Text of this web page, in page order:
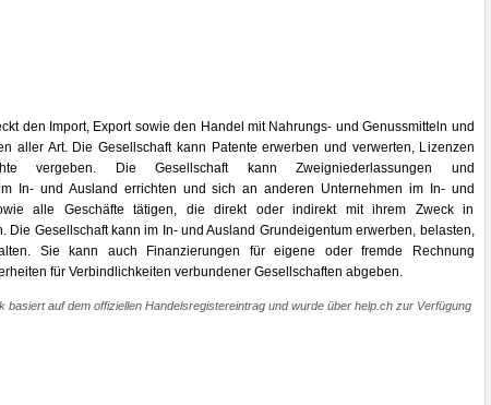
den Import, Export sowie den Handel mit Nahrungs- und Genussmitteln und
aller Art. Die Gesellschaft kann Patente erwerben und verwerten, Lizenzen
vergeben. Die Gesellschaft kann Zweigniederlassungen und
In- und Ausland errichten und sich an anderen Unternehmen im In- und
alle Geschäfte tätigen, die direkt oder indirekt mit ihrem Zweck in
Die Gesellschaft kann im In- und Ausland Grundeigentum erwerben, belasten,
Sie kann auch Finanzierungen für eigene oder fremde Rechnung
für Verbindlichkeiten verbundener Gesellschaften abgeben.
basiert auf dem offiziellen Handelsregistereintrag und wurde über help.ch zur Verfügung